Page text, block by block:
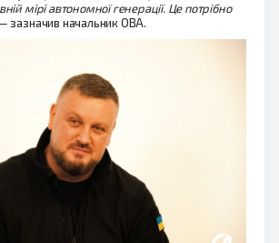
мірі автономної генерації. Це потрібно
зазначив начальник ОВА.